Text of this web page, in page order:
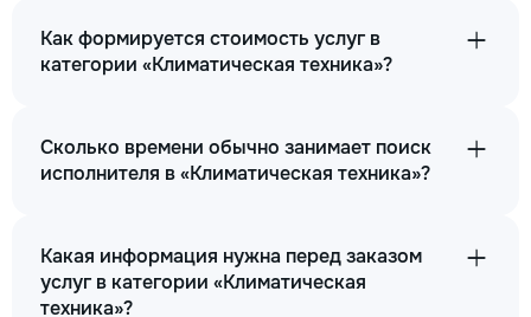
Как формируется стоимость услуг в
категории «Климатическая техника»?
Сколько времени обычно занимает поиск
исполнителя в «Климатическая техника»?
Какая информация нужна перед заказом
услуг в категории «Климатическая
техника»?